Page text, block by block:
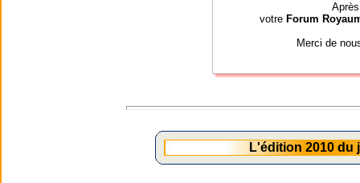
votre Forum
Merci de
L'édition 2010 du